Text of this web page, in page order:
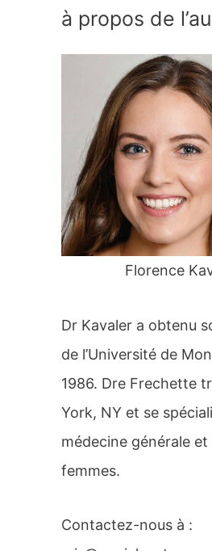
h
:
à propos de
Florence
Dr Kavaler a obtenu
de l’Université de
1986. Dre Frechette
York, NY et se
médecine générale
femmes.
Contactez-nous à :